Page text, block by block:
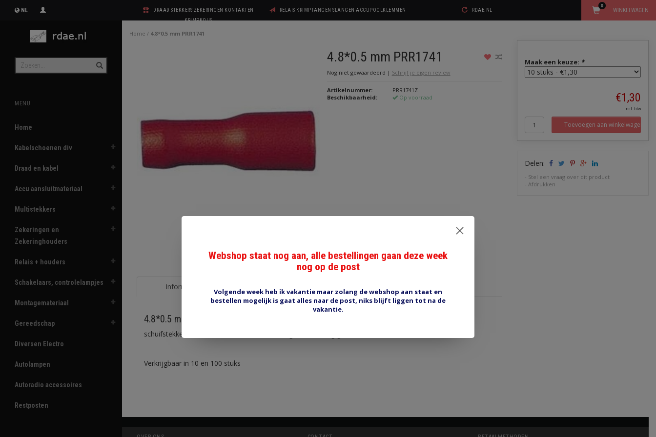
NL
DRAAD STEKKERS ZEKERINGEN KONTAKTEN
KRIMPKOUS
RELAIS KRIMPTANGEN SLANGEN ACCUPOOLKLEMMEN RDAE.NL WINKELWAGEN
0
MENU
Home
Kabelschoenen div
Draad en kabel
Accu aansluitmateriaal
Multistekkers
Zekeringen en
Zekeringhouders
Relais + houders
Schakelaars, controlelampjes
Montagemateriaal
Gereedschap
Diversen Electro
Autolampen
Autoradio accessoires
Restposten
Home / 4.8*0.5 mm PRR1741
4.8*0.5 mm PRR1741
Nog niet gewaardeerd | Schrijf je eigen review
Artikelnummer:
PRR1741Z
Beschikbaarheid:
Op voorraad
Informatie
4.8*0.5 mm PRR1741
schuifstekker 4.8*0.5 mm rood met versterkingshuls volledig geisoleerd
Verkrijgbaar in 10 en 100 stuks
Maak een keuze: *
€1,30
Incl. btw
Toevoegen aan winkelwagen
Delen:
- Stel een vraag over dit product
-Afdrukken
Webshop staat nog aan, alle bestellingen gaan deze week
nog op de post
Volgende week heb ik vakantie maar zolang de webshop aan staat en
bestellen mogelijk is gaat alles naar de post, niks blijft liggen tot na de
vakantie.